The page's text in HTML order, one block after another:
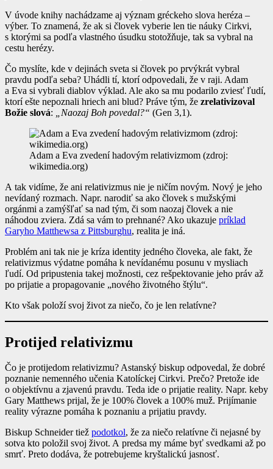
V úvode knihy nachádzame aj význam gréckeho slova heréza –
výber. To znamená, že ak si človek vyberie len tie náuky Cirkvi,
s ktorými sa podľa vlastného úsudku stotožňuje, tak sa vybral na
cestu herézy.
Čo myslíte, kde v dejinách sveta si človek po prvýkrát vybral
pravdu podľa seba? Uhádli tí, ktorí odpovedali, že v raji. Adam
a Eva si vybrali diablov výklad. Ale ako sa mu podarilo zviesť ľudí,
ktorí ešte nepoznali hriech ani blud? Práve tým, že zrelativizoval
Božie slová: „Naozaj Boh povedal?“ (Gen 3,1).
Adam a Eva zvedení hadovým relativizmom (zdroj:
wikimedia.org)
A tak vidíme, že ani relativizmus nie je ničím novým. Nový je jeho
nevídaný rozmach. Napr. narodiť sa ako človek s mužskými
orgánmi a zamýšľať sa nad tým, či som naozaj človek a nie
náhodou zviera. Zdá sa vám to prehnané? Ako ukazuje príklad
Garyho Matthewsa z Pittsburghu, realita je iná.
Problém ani tak nie je kríza identity jedného človeka, ale fakt, že
relativizmus výdatne pomáha k nevídanému posunu v mysliach
ľudí. Od pripustenia takej možnosti, cez rešpektovanie jeho práv až
po prijatie a propagovanie „nového životného štýlu“.
Kto však položí svoj život za niečo, čo je len relatívne?
Protijed relativizmu
Čo je protijedom relativizmu? Astanský biskup odpovedal, že dobré
poznanie nemenného učenia Katolíckej Cirkvi. Prečo? Pretože ide
o objektívnu a zjavenú pravdu. Teda ide o prijatie reality. Napr. keby
Gary Matthews prijal, že je 100% človek a 100% muž. Prijímanie
reality výrazne pomáha k poznaniu a prijatiu pravdy.
Biskup Schneider tiež podotkol, že za niečo relatívne či nejasné by
sotva kto položil svoj život. A predsa my máme byť svedkami až po
smrť. Preto dodáva, že potrebujeme kryštalickú jasnosť.